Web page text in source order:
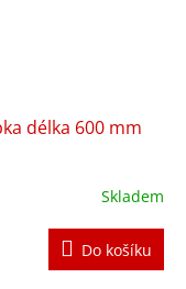
délka 600 mm
Skladem
Do košíku